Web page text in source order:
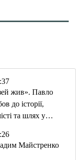
жив». Павло
до історії,
та шлях у
Майстренко